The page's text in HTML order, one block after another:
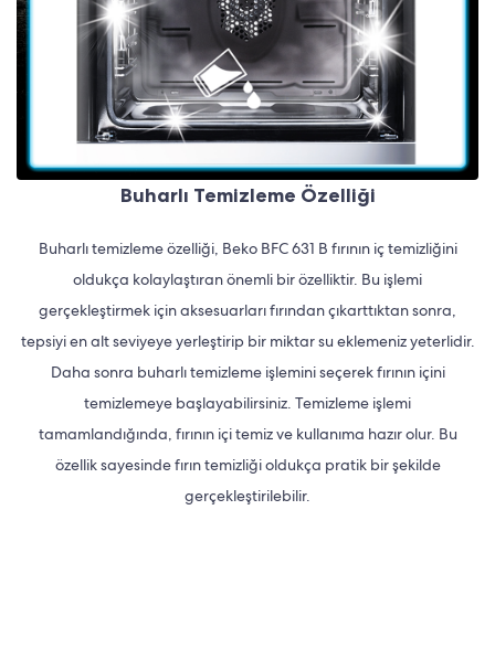
Buharlı Temizleme Özelliği
Buharlı temizleme özelliği, Beko BFC 631 B fırının iç temizliğini
oldukça kolaylaştıran önemli bir özelliktir. Bu işlemi
gerçekleştirmek için aksesuarları fırından çıkarttıktan sonra,
tepsiyi en alt seviyeye yerleştirip bir miktar su eklemeniz yeterlidir.
Daha sonra buharlı temizleme işlemini seçerek fırının içini
temizlemeye başlayabilirsiniz. Temizleme işlemi
tamamlandığında, fırının içi temiz ve kullanıma hazır olur. Bu
özellik sayesinde fırın temizliği oldukça pratik bir şekilde
gerçekleştirilebilir.